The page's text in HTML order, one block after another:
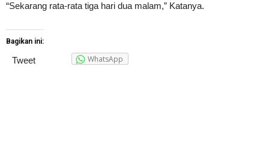
“Sekarang rata-rata tiga hari dua malam,” Katanya.
Bagikan ini:
Tweet WhatsApp